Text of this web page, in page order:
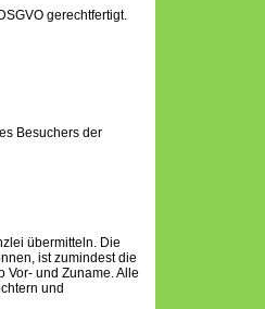
gerechtfertigt.
Besuchers der
übermitteln. Die
ist zumindest die
Vor- und Zuname. Alle
und